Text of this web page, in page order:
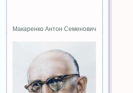
Макаренко Антон Семенович